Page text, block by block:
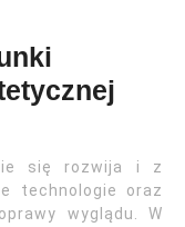
się rozwija i z
technologie oraz
wyglądu. W